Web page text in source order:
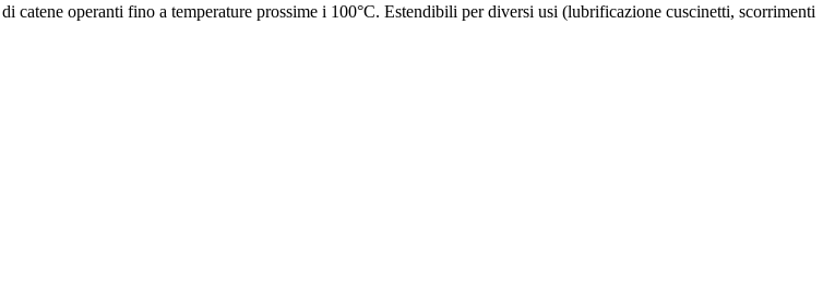
catene operanti fino a temperature prossime i 100°C. Estendibili per diversi usi (lubrificazione cuscinetti, scorrimenti